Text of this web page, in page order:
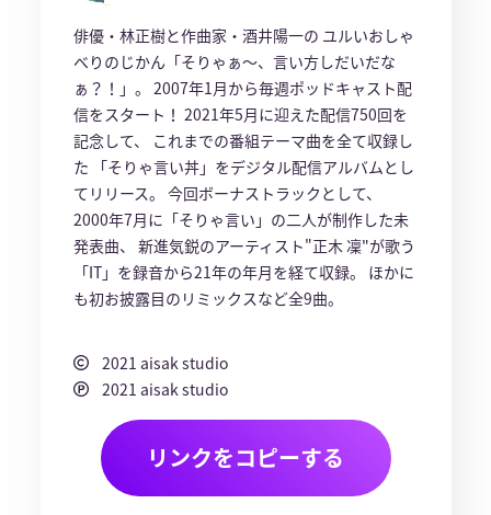
俳優・林正樹と作曲家・酒井陽一の ユルいおしゃ
べりのじかん「そりゃぁ〜、言い方しだいだな
ぁ？！」。 2007年1月から毎週ポッドキャスト配
信をスタート！ 2021年5月に迎えた配信750回を
記念して、 これまでの番組テーマ曲を全て収録し
た 「そりゃ言い丼」をデジタル配信アルバムとし
てリリース。 今回ボーナストラックとして、
2000年7月に「そりゃ言い」の二人が制作した未
発表曲、 新進気鋭のアーティスト"正木 凜"が歌う
「IT」を録音から21年の年月を経て収録。 ほかに
も初お披露目のリミックスなど全9曲。​
2021 aisak studio
2021 aisak studio
リンクをコピーする